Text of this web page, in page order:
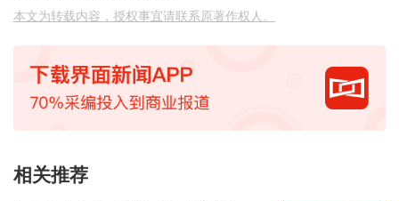
本文为转载内容，授权事宜请联系原著作权人。
相关推荐